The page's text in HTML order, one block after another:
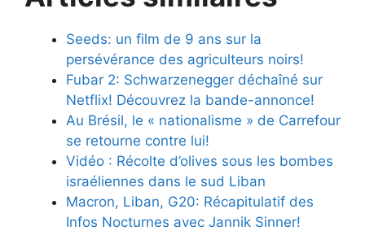
Seeds: un film de 9 ans sur la
persévérance des agriculteurs noirs!
Fubar 2: Schwarzenegger déchaîné sur
Netflix! Découvrez la bande-annonce!
Au Brésil, le « nationalisme » de Carrefour
se retourne contre lui!
Vidéo : Récolte d’olives sous les bombes
israéliennes dans le sud Liban
Macron, Liban, G20: Récapitulatif des
Infos Nocturnes avec Jannik Sinner!